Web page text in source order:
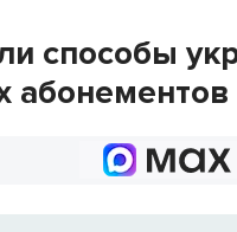
способы
абонементов